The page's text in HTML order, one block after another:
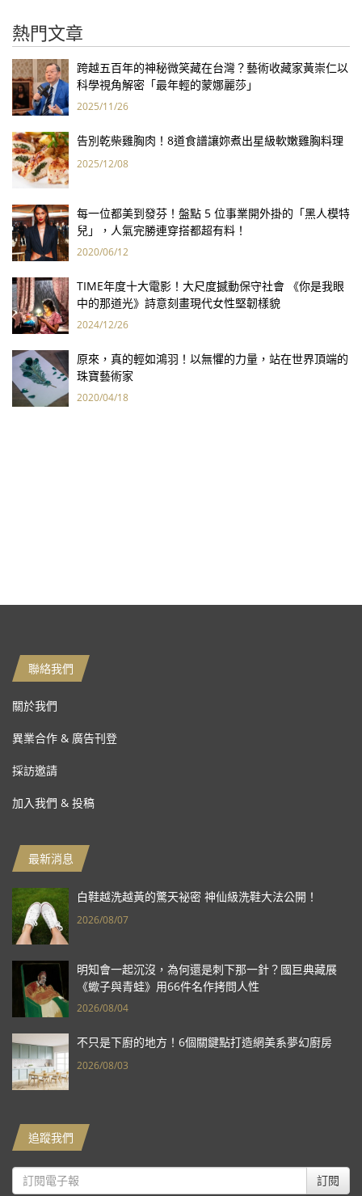
熱門文章
跨越五百年的神秘微笑藏在台灣？藝術收藏家黃崇仁以
科學視角解密「最年輕的蒙娜麗莎」
2025/11/26
告別乾柴雞胸肉！8道食譜讓妳煮出星級軟嫩雞胸料理
2025/12/08
每一位都美到發芬！盤點 5 位事業開外掛的「黑人模特
兒」，人氣完勝連穿搭都超有料！
2020/06/12
TIME年度十大電影！大尺度撼動保守社會 《你是我眼
中的那道光》詩意刻畫現代女性堅韌樣貌
2024/12/26
原來，真的輕如鴻羽！以無懼的力量，站在世界頂端的
珠寶藝術家
2020/04/18
聯絡我們
關於我們
異業合作 & 廣告刊登
採訪邀請
加入我們 & 投稿
最新消息
白鞋越洗越黃的驚天祕密 神仙級洗鞋大法公開！
2026/08/07
明知會一起沉沒，為何還是刺下那一針？國巨典藏展
《蠍子與青蛙》用66件名作拷問人性
2026/08/04
不只是下廚的地方！6個關鍵點打造網美系夢幻廚房
2026/08/03
追蹤我們
訂閱